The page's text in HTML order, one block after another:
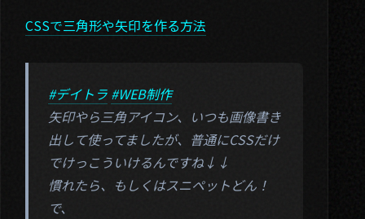
CSSで三角形や矢印を作る方法
#デイトラ #WEB制作
矢印やら三角アイコン、いつも画像書き
出して使ってましたが、普通にCSSだけ
でけっこういけるんですね↓↓
慣れたら、もしくはスニペットどん！
で、